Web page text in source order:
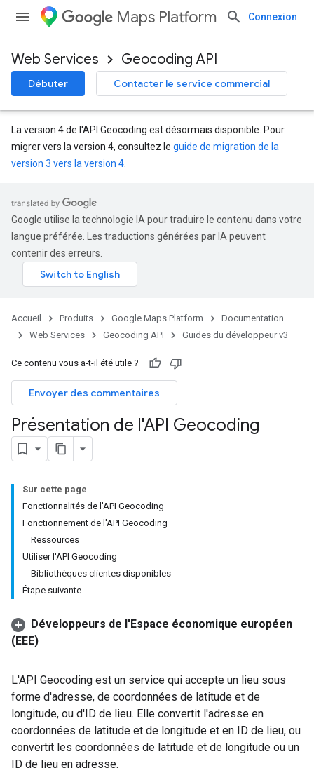
Maps Platform Connexion
Web Services Geocoding API
Débuter Contacter le service commercial
La version 4 de l'API Geocoding est désormais disponible. Pour
migrer vers la version 4, consultez le guide de migration de la
version 3 vers la version 4
Google utilise la technologie IA pour traduire le contenu dans votre
langue préférée. Les traductions générées par IA peuvent
contenir des erreurs.
Accueil Produits Google Maps Platform
Documentation
Web Services
Geocoding API Guides du développeur v3
Ce contenu vous a-t-il été utile ?
Envoyer des commentaires
Présentation de l'API Geocoding
Sur cette page
Fonctionnalités de l'API Geocoding
Fonctionnement de l'API Geocoding
Ressources
Utiliser l'API Geocoding
Bibliothèques clientes disponibles
Étape suivante
Développeurs de l'Espace économique européen
(EEE)
L'API Geocoding est un service qui accepte un lieu sous
forme d'adresse, de coordonnées de latitude et de
longitude, ou d'ID de lieu. Elle convertit l'adresse en
coordonnées de latitude et de longitude et en ID de lieu, ou
convertit les coordonnées de latitude et de longitude ou un
ID de lieu en adresse.